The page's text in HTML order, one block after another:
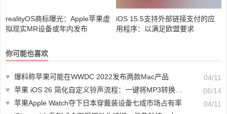
realityOS商标曝光：Apple苹果虚
拟现实MR设备或年内发布
iOS 15.5支持外部链接支付的应
用程序：以满足欧盟要求
你可能也喜欢
♥ 爆料称苹果可能在WWDC 2022发布两款Mac产品
04/11
♥ 苹果 iOS 26 简化自定义铃声流程：一键将MP3转换为iPhone铃声
06/14
♥ 苹果Apple Watch夺下日本穿戴装设备七成市场占有率
04/11